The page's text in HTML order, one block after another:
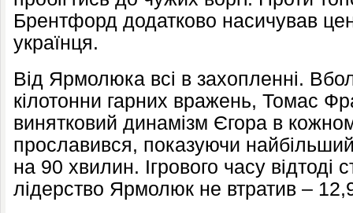
Брентфорд додатково насичував
українця.
Від Ярмолюка всі в захопленні.
кілотонни гарних вражень, Томас
винятковий динамізм Єгора в
прославився, показуючи
на 90 хвилин. Ігрового часу відтоді
лідерство Ярмолюк не втратив –